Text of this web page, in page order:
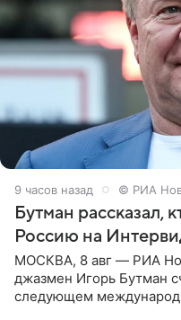
9 часов назад © РИА
Бутман рассказал,
Россию на
МОСКВА, 8 авг — РИА
джазмен Игорь Бутман
следующем